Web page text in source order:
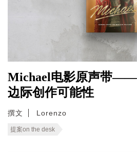
Michael电影原声带——
边际创作可能性
撰文 Lorenzo
提案on the desk